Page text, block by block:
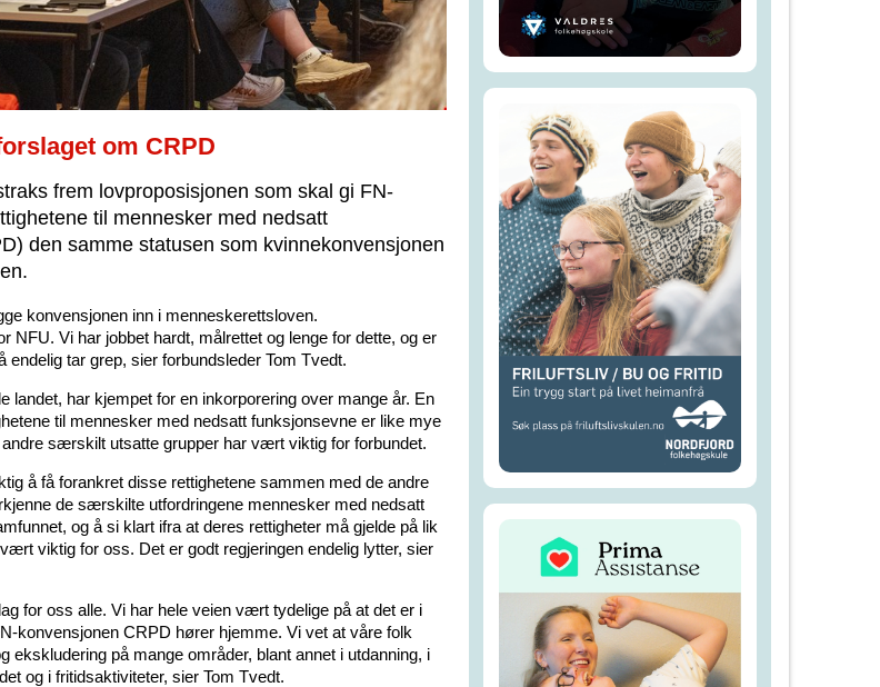
om CRPD
frem lovproposisjonen som skal gi FN-
til mennesker med nedsatt
den samme statusen som kvinnekonvensjonen
konvensjonen inn i menneskerettsloven.
NFU. Vi har jobbet hardt, målrettet og lenge for dette, og er
endelig tar grep, sier forbundsleder Tom Tvedt.
landet, har kjempet for en inkorporering over mange år. En
til mennesker med nedsatt funksjonsevne er like mye
særskilt utsatte grupper har vært viktig for forbundet.
å få forankret disse rettighetene sammen med de andre
de særskilte utfordringene mennesker med nedsatt
og å si klart ifra at deres rettigheter må gjelde på lik
viktig for oss. Det er godt regjeringen endelig lytter, sier
for oss alle. Vi har hele veien vært tydelige på at det er i
konvensjonen CRPD hører hjemme. Vi vet at våre folk
ekskludering på mange områder, blant annet i utdanning, i
og i fritidsaktiviteter, sier Tom Tvedt.